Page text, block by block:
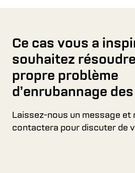
Ce cas vous a
souhaitez
propre problème
d’enrubannage
Laissez-nous un message et
contactera pour discuter de